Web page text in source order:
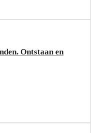
Ontstaan en